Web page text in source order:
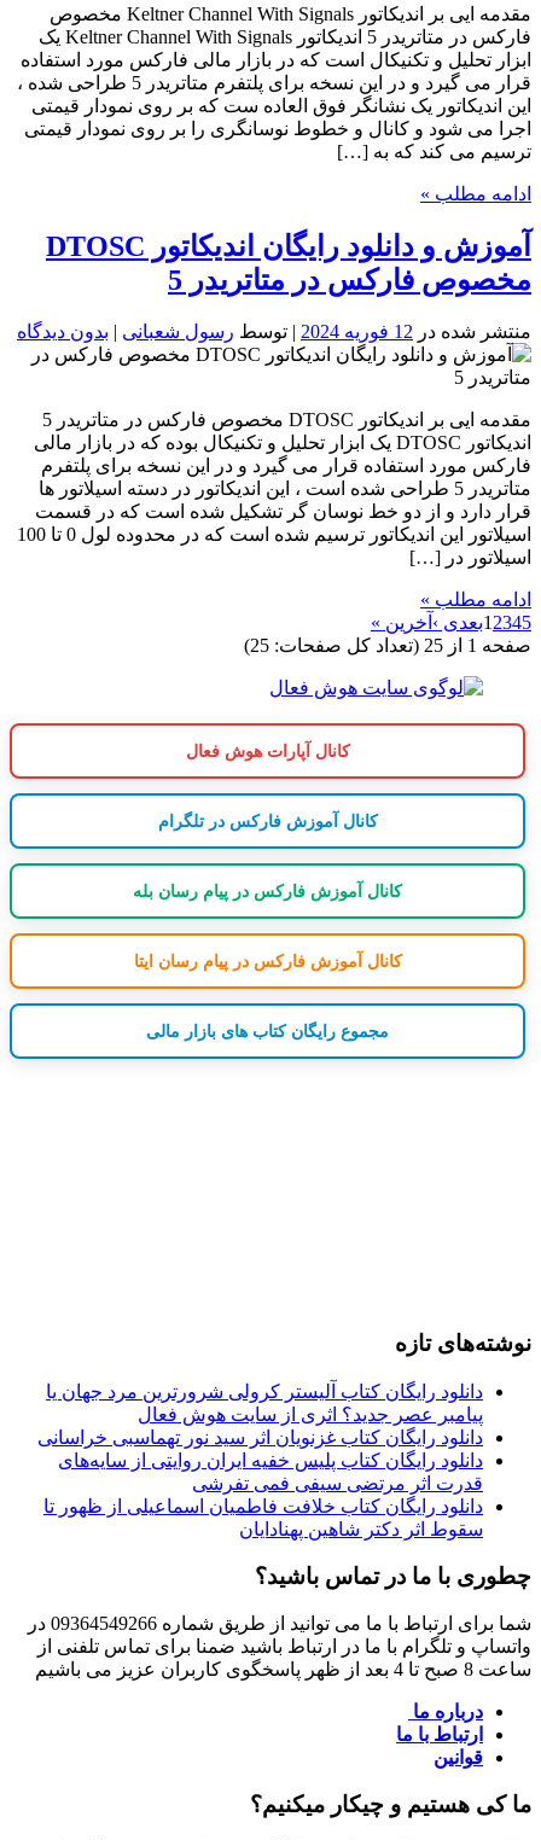
مقدمه ایی بر اندیکاتور Keltner Channel With Signals مخصوص
فارکس در متاتریدر 5 اندیکاتور Keltner Channel With Signals یک
ابزار تحلیل و تکنیکال است که در بازار مالی فارکس مورد استفاده
قرار می گیرد و در این نسخه برای پلتفرم متاتریدر 5 طراحی شده ،
این اندیکاتور یک نشانگر فوق العاده ست که بر روی نمودار قیمتی
اجرا می شود و کانال و خطوط نوسانگری را بر روی نمودار قیمتی
ترسیم می کند که به […]
ادامه مطلب »
آموزش و دانلود رایگان اندیکاتور DTOSC
مخصوص فارکس در متاتریدر 5
منتشر شده در 12 فوریه 2024 | توسط رسول شعبانی | بدون دیدگاه
مقدمه ایی بر اندیکاتور DTOSC مخصوص فارکس در متاتریدر 5
اندیکاتور DTOSC یک ابزار تحلیل و تکنیکال بوده که در بازار مالی
فارکس مورد استفاده قرار می گیرد و در این نسخه برای پلتفرم
متاتریدر 5 طراحی شده است ، این اندیکاتور در دسته اسیلاتور ها
قرار دارد و از دو خط نوسان گر تشکیل شده است که در قسمت
اسیلاتور این اندیکاتور ترسیم شده است که در محدوده لول 0 تا 100
اسیلاتور در […]
ادامه مطلب »
12345 بعدی › آخرین »
صفحه 1 از 25 (تعداد کل صفحات: 25)
کانال آپارات هوش فعال
کانال آموزش فارکس در تلگرام
کانال آموزش فارکس در پیام رسان بله
کانال آموزش فارکس در پیام رسان ایتا
مجموع رایگان کتاب های بازار مالی
نوشته‌های تازه
دانلود رایگان کتاب آلیستر کرولی شرورترین مرد جهان یا
پیامبر عصر جدید؟ اثری از سایت هوش فعال
دانلود رایگان کتاب غزنویان اثر سید نور تهماسبی خراسانی
دانلود رایگان کتاب پلیس خفیه ایران روایتی از سایه‌های
قدرت اثر مرتضی سیفی فمی تفرشی
دانلود رایگان کتاب خلافت فاطمیان اسماعیلی از ظهور تا
سقوط اثر دکتر شاهین پهنادایان
چطوری با ما در تماس باشید؟
شما برای ارتباط با ما می توانید از طریق شماره 09364549266 در
واتساپ و تلگرام با ما در ارتباط باشید ضمنا برای تماس تلفنی از
ساعت 8 صبح تا 4 بعد از ظهر پاسخگوی کاربران عزیز می باشیم
درباره ما
ارتباط با ما
قوانین
ما کی هستیم و چیکار میکنیم؟